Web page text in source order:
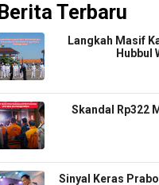
Berita Terbaru
​Langkah Masif
Hubbul
​Skandal Rp322
Sinyal Keras